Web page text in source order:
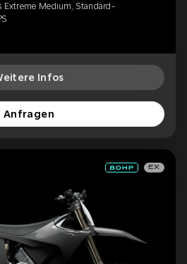
Extreme Medium, Standard-
Infos
Anfragen
EX